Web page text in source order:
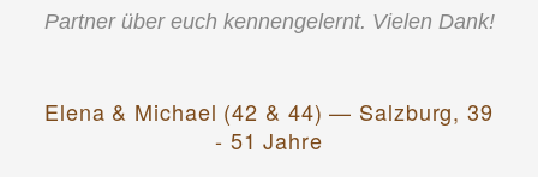
Partner über euch kennengelernt. Vielen Dank!
Elena & Michael (42 & 44) — Salzburg, 39
- 51 Jahre